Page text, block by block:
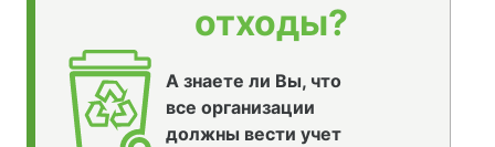
отходы?
А знаете ли Вы, что
все организации
должны вести учет